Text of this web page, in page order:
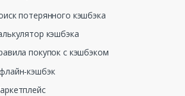
потерянного кэшбэка
кэшбэка
покупок с кэшбэком
кэшбэк